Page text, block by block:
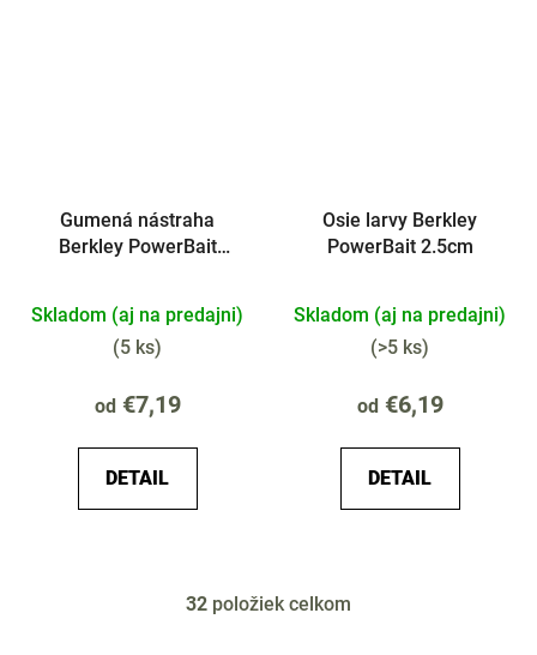
Gumená nástraha
Berkley PowerBait
Skladom (aj na predajni)
(5 ks)
od€7,19
DETAIL
Osie larvy Berkley
PowerBait 2.5cm
Skladom (aj na predajni)
(>5 ks)
od€6,19
DETAIL
O
32 položiek celkom